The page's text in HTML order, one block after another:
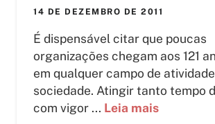
14 DE DEZEMBRO DE 2011
É dispensável citar que poucas
organizações chegam aos 121
em qualquer campo de
sociedade. Atingir tanto tempo
com vigor ... Leia mais